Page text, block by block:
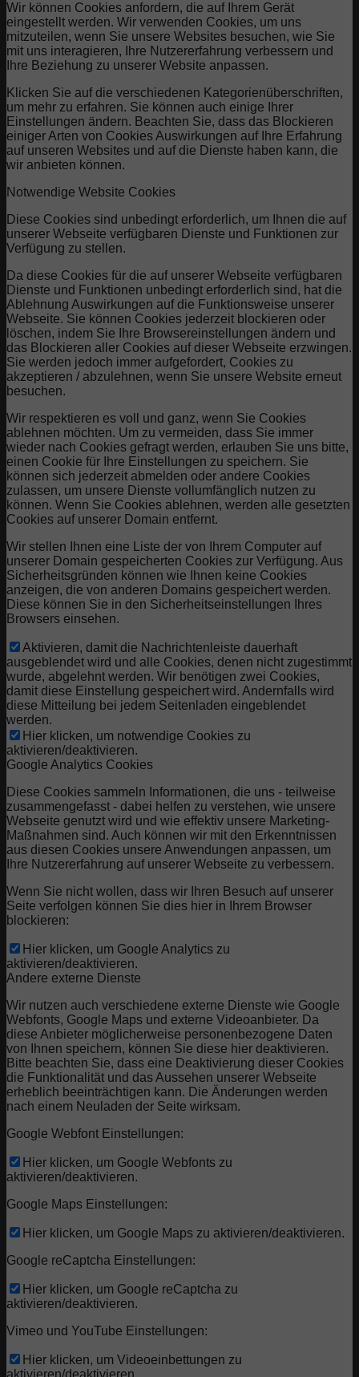
Wir können Cookies anfordern, die auf Ihrem Gerät
eingestellt werden. Wir verwenden Cookies, um uns
mitzuteilen, wenn Sie unsere Websites besuchen, wie Sie
mit uns interagieren, Ihre Nutzererfahrung verbessern und
Ihre Beziehung zu unserer Website anpassen.
Klicken Sie auf die verschiedenen Kategorienüberschriften,
um mehr zu erfahren. Sie können auch einige Ihrer
Einstellungen ändern. Beachten Sie, dass das Blockieren
einiger Arten von Cookies Auswirkungen auf Ihre Erfahrung
auf unseren Websites und auf die Dienste haben kann, die
wir anbieten können.
Notwendige Website Cookies
Diese Cookies sind unbedingt erforderlich, um Ihnen die auf
unserer Webseite verfügbaren Dienste und Funktionen zur
Verfügung zu stellen.
Da diese Cookies für die auf unserer Webseite verfügbaren
Dienste und Funktionen unbedingt erforderlich sind, hat die
Ablehnung Auswirkungen auf die Funktionsweise unserer
Webseite. Sie können Cookies jederzeit blockieren oder
löschen, indem Sie Ihre Browsereinstellungen ändern und
das Blockieren aller Cookies auf dieser Webseite erzwingen.
Sie werden jedoch immer aufgefordert, Cookies zu
akzeptieren / abzulehnen, wenn Sie unsere Website erneut
besuchen.
Wir respektieren es voll und ganz, wenn Sie Cookies
ablehnen möchten. Um zu vermeiden, dass Sie immer
wieder nach Cookies gefragt werden, erlauben Sie uns bitte,
einen Cookie für Ihre Einstellungen zu speichern. Sie
können sich jederzeit abmelden oder andere Cookies
zulassen, um unsere Dienste vollumfänglich nutzen zu
können. Wenn Sie Cookies ablehnen, werden alle gesetzten
Cookies auf unserer Domain entfernt.
Wir stellen Ihnen eine Liste der von Ihrem Computer auf
unserer Domain gespeicherten Cookies zur Verfügung. Aus
Sicherheitsgründen können wie Ihnen keine Cookies
anzeigen, die von anderen Domains gespeichert werden.
Diese können Sie in den Sicherheitseinstellungen Ihres
Browsers einsehen.
Aktivieren, damit die Nachrichtenleiste dauerhaft
ausgeblendet wird und alle Cookies, denen nicht zugestimmt
wurde, abgelehnt werden. Wir benötigen zwei Cookies,
damit diese Einstellung gespeichert wird. Andernfalls wird
diese Mitteilung bei jedem Seitenladen eingeblendet
werden.
Hier klicken, um notwendige Cookies zu
aktivieren/deaktivieren.
Google Analytics Cookies
Diese Cookies sammeln Informationen, die uns - teilweise
zusammengefasst - dabei helfen zu verstehen, wie unsere
Webseite genutzt wird und wie effektiv unsere Marketing-
Maßnahmen sind. Auch können wir mit den Erkenntnissen
aus diesen Cookies unsere Anwendungen anpassen, um
Ihre Nutzererfahrung auf unserer Webseite zu verbessern.
Wenn Sie nicht wollen, dass wir Ihren Besuch auf unserer
Seite verfolgen können Sie dies hier in Ihrem Browser
blockieren:
Hier klicken, um Google Analytics zu
aktivieren/deaktivieren.
Andere externe Dienste
Wir nutzen auch verschiedene externe Dienste wie Google
Webfonts, Google Maps und externe Videoanbieter. Da
diese Anbieter möglicherweise personenbezogene Daten
von Ihnen speichern, können Sie diese hier deaktivieren.
Bitte beachten Sie, dass eine Deaktivierung dieser Cookies
die Funktionalität und das Aussehen unserer Webseite
erheblich beeinträchtigen kann. Die Änderungen werden
nach einem Neuladen der Seite wirksam.
Google Webfont Einstellungen:
Hier klicken, um Google Webfonts zu
aktivieren/deaktivieren.
Google Maps Einstellungen:
Hier klicken, um Google Maps zu aktivieren/deaktivieren.
Google reCaptcha Einstellungen:
Hier klicken, um Google reCaptcha zu
aktivieren/deaktivieren.
Vimeo und YouTube Einstellungen:
Hier klicken, um Videoeinbettungen zu